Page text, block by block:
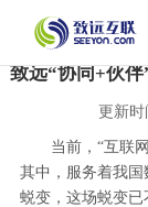
首页>了解致远>新
致远“协同+伙
更新时
当前，“互联
其中，服务着我
蜕变，这场蜕变